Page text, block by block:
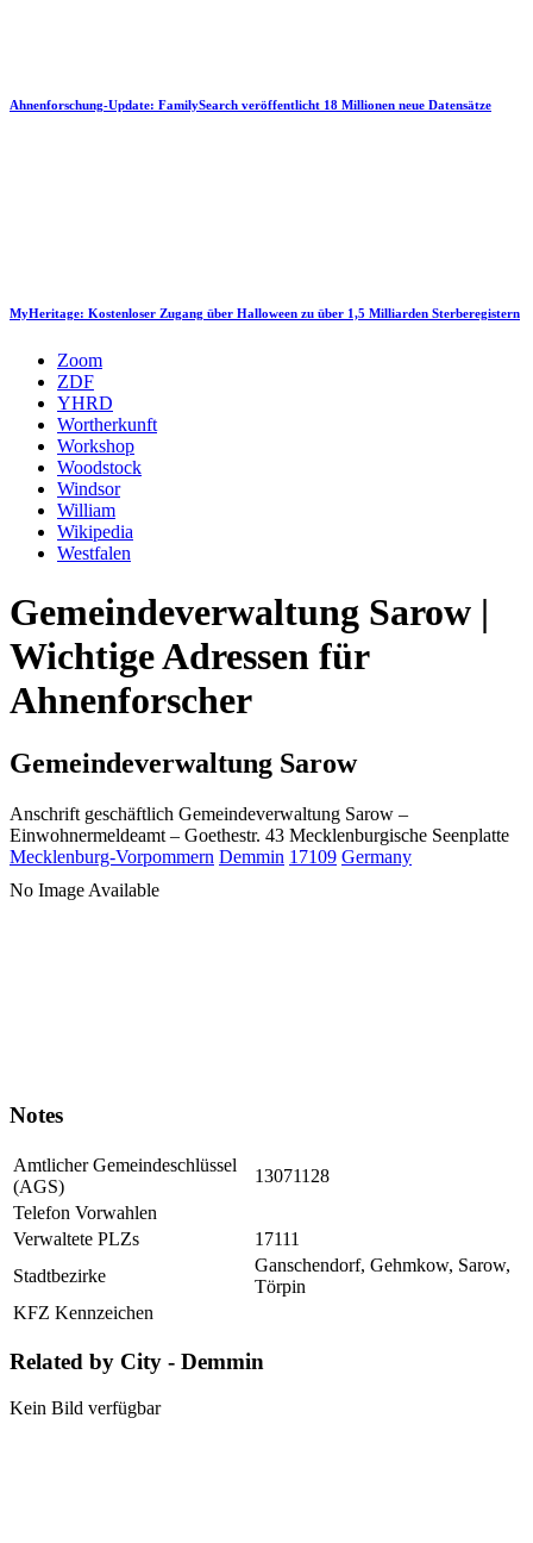
Ahnenforschung-Update: FamilySearch veröffentlicht 18 Millionen neue Datensätze
MyHeritage: Kostenloser Zugang über Halloween zu über 1,5 Milliarden Sterberegistern
Zoom
ZDF
YHRD
Wortherkunft
Workshop
Woodstock
Windsor
William
Wikipedia
Westfalen
Gemeindeverwaltung Sarow |
Wichtige Adressen für
Ahnenforscher
Gemeindeverwaltung Sarow
Anschrift geschäftlich Gemeindeverwaltung Sarow –
Einwohnermeldeamt – Goethestr. 43 Mecklenburgische Seenplatte
Mecklenburg-Vorpommern Demmin 17109 Germany
No Image Available
Notes
Amtlicher Gemeindeschlüssel
(AGS)
13071128
Telefon Vorwahlen
Verwaltete PLZs
17111
Stadtbezirke
Ganschendorf, Gehmkow, Sarow,
Törpin
KFZ Kennzeichen
Related by City - Demmin
Kein Bild verfügbar